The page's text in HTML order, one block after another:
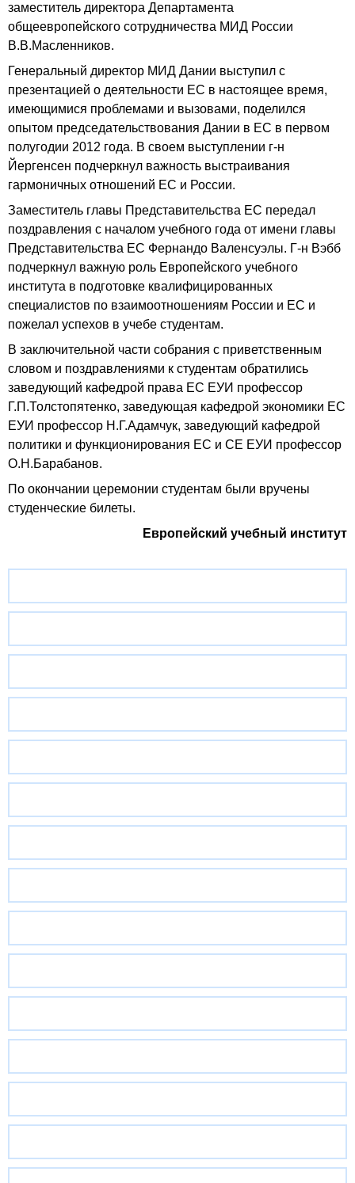
заместитель директора Департамента
общеевропейского сотрудничества МИД России
В.В.Масленников.
Генеральный директор МИД Дании выступил с
презентацией о деятельности ЕС в настоящее время,
имеющимися проблемами и вызовами, поделился
опытом председательствования Дании в ЕС в первом
полугодии 2012 года. В своем выступлении г-н
Йергенсен подчеркнул важность выстраивания
гармоничных отношений ЕС и России.
Заместитель главы Представительства ЕС передал
поздравления с началом учебного года от имени главы
Представительства ЕС Фернандо Валенсуэлы. Г-н Вэбб
подчеркнул важную роль Европейского учебного
института в подготовке квалифицированных
специалистов по взаимоотношениям России и ЕС и
пожелал успехов в учебе студентам.
В заключительной части собрания с приветственным
словом и поздравлениями к студентам обратились
заведующий кафедрой права ЕС ЕУИ профессор
Г.П.Толстопятенко, заведующая кафедрой экономики ЕС
ЕУИ профессор Н.Г.Адамчук, заведующий кафедрой
политики и функционирования ЕС и СЕ ЕУИ профессор
О.Н.Барабанов.
По окончании церемонии студентам были вручены
студенческие билеты.
Европейский учебный институт